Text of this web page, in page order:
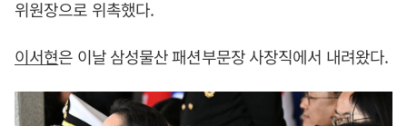
위원장으로 위촉했다.
이서현은 이날 삼성물산 패션부문장 사장직에서 내려왔다.